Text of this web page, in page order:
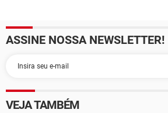
ASSINE NOSSA NEWSLETTER!
VEJA TAMBÉM